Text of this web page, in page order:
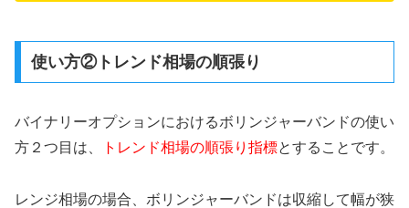
使い方②トレンド相場の順張り
バイナリーオプションにおけるボリンジャーバンドの使い
方２つ目は、
トレンド相場の順張り指標とすることです。
レンジ相場の場合、ボリンジャーバンドは収縮して幅が狭